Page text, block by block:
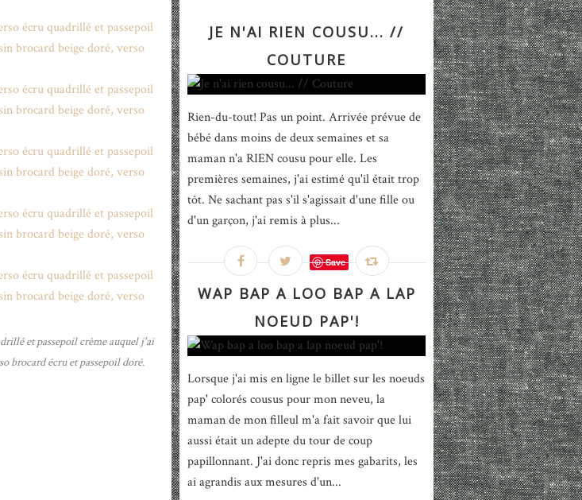
et passepoil crème auquel j'ai
brocard écru et passepoil doré.
JE N'AI RIEN COUSU... //
COUTURE
Rien-du-tout! Pas un point. Arrivée prévue de
bébé dans moins de deux semaines et sa
maman n'a RIEN cousu pour elle. Les
premières semaines, j'ai estimé qu'il était trop
tôt. Ne sachant pas s'il s'agissait d'une fille ou
d'un garçon, j'ai remis à plus...
Save
WAP BAP A LOO BAP A LAP
NOEUD PAP'!
Lorsque j'ai mis en ligne le billet sur les noeuds
pap' colorés cousus pour mon neveu, la
maman de mon filleul m'a fait savoir que lui
aussi était un adepte du tour de coup
papillonnant. J'ai donc repris mes gabarits, les
ai agrandis aux mesures d'un...